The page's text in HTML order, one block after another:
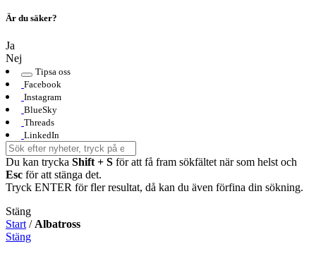
Är du säker?
Ja
Nej
Tipsa oss
Facebook
Instagram
BlueSky
Threads
LinkedIn
Du kan trycka Shift + S för att få fram sökfältet när som helst och
Esc för att stänga det.
Tryck ENTER för fler resultat, då kan du även förfina din sökning.
Stäng
Start / Albatross
Stäng